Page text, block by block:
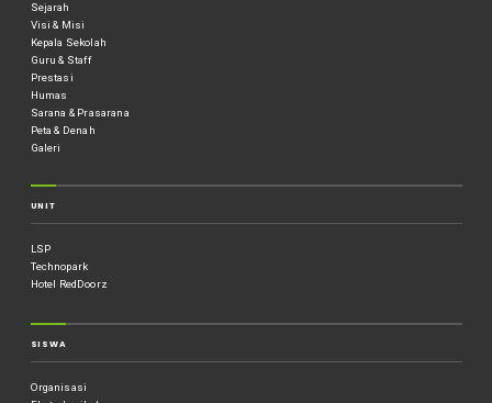
Sejarah
Visi & Misi
Kepala Sekolah
Guru & Staff
Prestasi
Humas
Sarana & Prasarana
Peta & Denah
Galeri
UNIT
LSP
Technopark
Hotel RedDoorz
SISWA
Organisasi